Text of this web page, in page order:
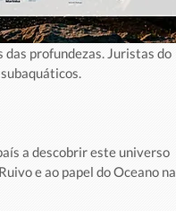
profundezas. Juristas do
a descobrir este universo
e ao papel do Oceano na